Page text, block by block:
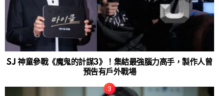
SJ 神童參戰《魔鬼的計謀3》！集結最強腦力高手，製作人曾
預告有戶外戰場